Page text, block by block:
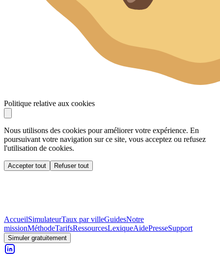
Politique relative aux cookies
Nous utilisons des cookies pour améliorer votre expérience. En
poursuivant votre navigation sur ce site, vous acceptez ou refusez
l'utilisation de cookies.
Accepter tout Refuser tout
AccueilSimulateurTaux par villeGuidesNotre
missionMéthodeTarifsRessourcesLexiqueAidePresseSupport
Simuler gratuitement